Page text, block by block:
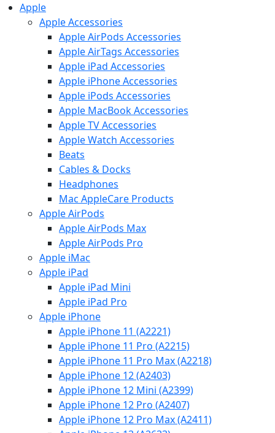
Apple
Apple Accessories
Apple AirPods Accessories
Apple AirTags Accessories
Apple iPad Accessories
Apple iPhone Accessories
Apple iPods Accessories
Apple MacBook Accessories
Apple TV Accessories
Apple Watch Accessories
Beats
Cables & Docks
Headphones
Mac AppleCare Products
Apple AirPods
Apple AirPods Max
Apple AirPods Pro
Apple iMac
Apple iPad
Apple iPad Mini
Apple iPad Pro
Apple iPhone
Apple iPhone 11 (A2221)
Apple iPhone 11 Pro (A2215)
Apple iPhone 11 Pro Max (A2218)
Apple iPhone 12 (A2403)
Apple iPhone 12 Mini (A2399)
Apple iPhone 12 Pro (A2407)
Apple iPhone 12 Pro Max (A2411)